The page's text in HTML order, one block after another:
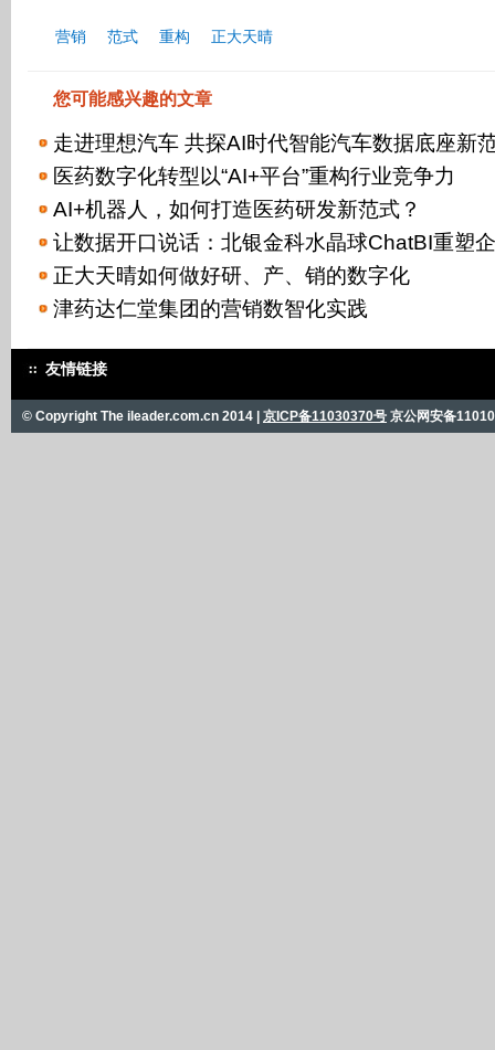
营销 范式 重构 正大天晴
您可能感兴趣的文章
走进理想汽车 共探AI时代智能汽车数据底座新
医药数字化转型以“AI+平台”重构行业竞争力
AI+机器人，如何打造医药研发新范式？
让数据开口说话：北银金科水晶球ChatBI重塑
正大天晴如何做好研、产、销的数字化
津药达仁堂集团的营销数智化实践
友情链接
© Copyright The ileader.com.cn 2014 | 京ICP备11030370号 京公网安备